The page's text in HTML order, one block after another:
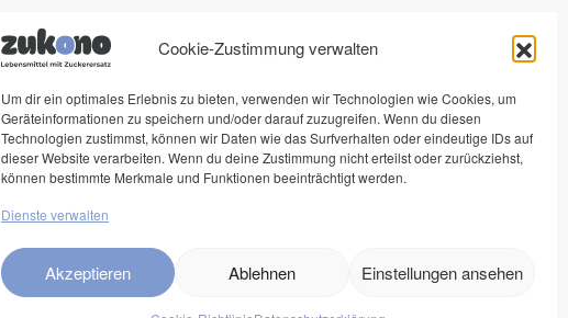
Cookie-Zustimmung verwalten
Um dir ein optimales Erlebnis zu bieten, verwenden wir Technologien wie Cookies, um
Geräteinformationen zu speichern und/oder darauf zuzugreifen. Wenn du diesen
Technologien zustimmst, können wir Daten wie das Surfverhalten oder eindeutige IDs auf
dieser Website verarbeiten. Wenn du deine Zustimmung nicht erteilst oder zurückziehst,
können bestimmte Merkmale und Funktionen beeinträchtigt werden.
Dienste verwalten
Akzeptieren Ablehnen Einstellungen ansehen
zukono
Zuckerersätze
Kundenlogin
Rechtliches
Datenschutz
AGB
Social Media